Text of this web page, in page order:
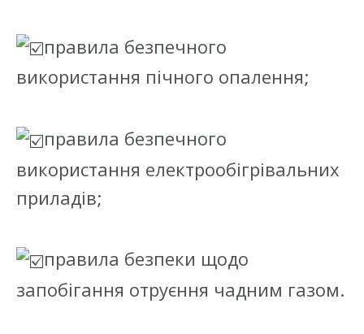
правила безпечного
використання пічного опалення;
правила безпечного
використання електрообігрівальних
приладів;
правила безпеки щодо
запобігання отруєння чадним газом.